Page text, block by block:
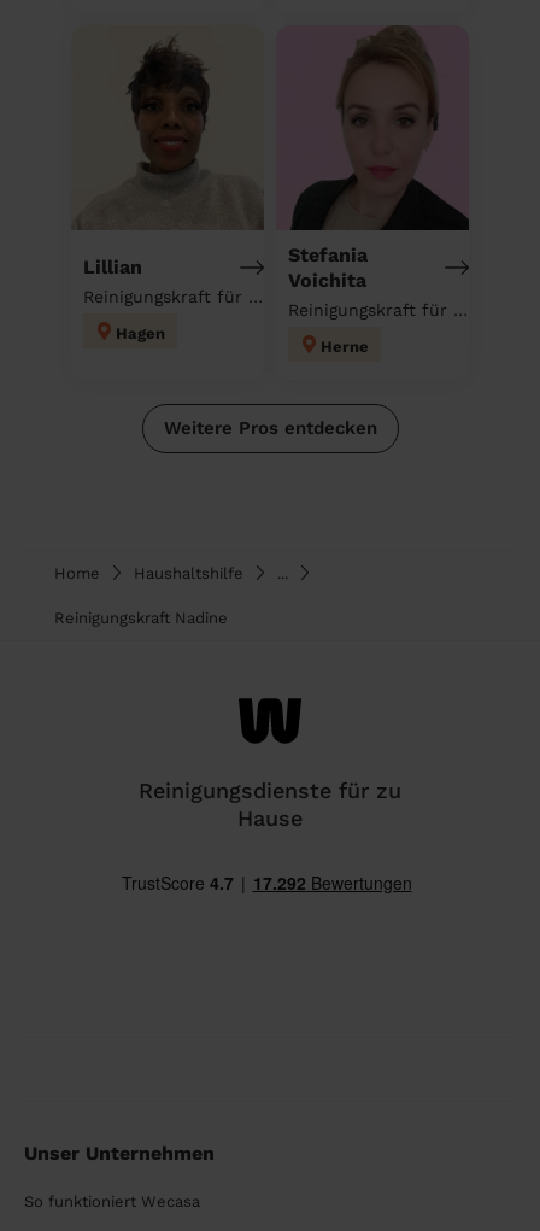
Lillian
Reinigungskraft für deinen Haushalt
Hagen
Stefania
Voichita
Reinigungskraft für deinen Haushalt
Herne
Weitere Pros entdecken
Home Haushaltshilfe
Reinigungskraft Nadine
Reinigungsdienste für zu
Hause
Unser Unternehmen
So funktioniert Wecasa